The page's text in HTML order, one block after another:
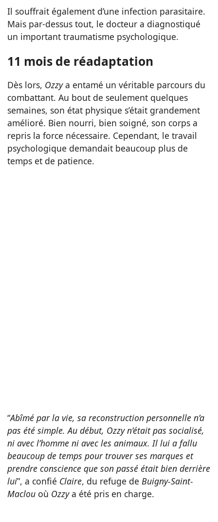
Il souffrait également d’une infection parasitaire.
Mais par-dessus tout, le docteur a diagnostiqué
un important traumatisme psychologique.
11 mois de réadaptation
Dès lors, Ozzya entamé un véritable parcours du
combattant. Au bout de seulement quelques
semaines, son état physique s’était grandement
amélioré. Bien nourri, bien soigné, son corps a
repris la force nécessaire. Cependant, le travail
psychologique demandait beaucoup plus de
temps et de patience.
“Abîmé par la vie, sa reconstruction personnelle n’a
pas été simple. Au début, Ozzy n’était pas socialisé,
ni avec l’homme ni avec les animaux. Il lui a fallu
beaucoup de temps pour trouver ses marques et
prendre conscience que son passé était bien derrière
lui”, a confié Claire, du refuge de Buigny-Saint-
Maclou où Ozzya été pris en charge.